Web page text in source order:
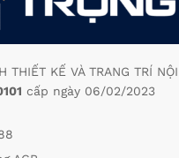
THIẾT KẾ VÀ TRANG TRÍ
cấp ngày 06/02/2023